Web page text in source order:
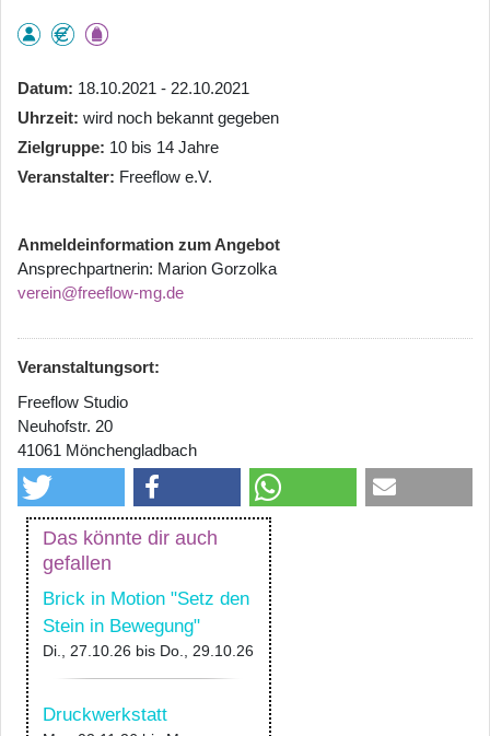
Datum 18.10.2021 - 22.10.2021
Uhrzeit wird noch bekannt gegeben
Zielgruppe 10 bis 14 Jahre
Veranstalter Freeflow e.V.
Anmeldeinformation zum Angebot
Ansprechpartnerin: Marion Gorzolka
verein@freeflow-mg.de
Veranstaltungsort:
Freeflow Studio
Neuhofstr. 20
41061 Mönchengladbach
Das könnte dir auch
gefallen
Brick in Motion "Setz den
Stein in Bewegung"
Di., 27.10.26 bis Do., 29.10.26
Druckwerkstatt